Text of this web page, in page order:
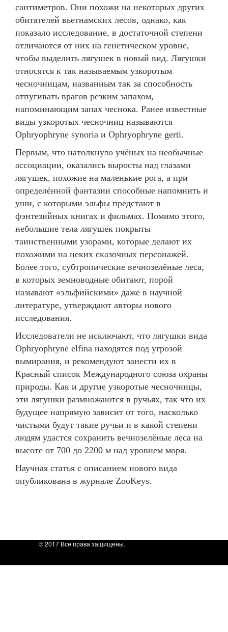
сантиметров. Они похожи на некоторых других
обитателей вьетнамских лесов, однако, как
показало исследование, в достаточной степени
отличаются от них на генетическом уровне,
чтобы выделить лягушек в новый вид. Лягушки
относятся к так называемым узкоротым
чесночницам, названным так за способность
отпугивать врагов резким запахом,
напоминающим запах чеснока. Ранее известные
виды узкоротых чесночниц называются
Ophryophryne synoria и Ophryophryne gerti.
Первым, что натолкнуло учёных на необычные
ассоциации, оказались выросты над глазами
лягушек, похожие на маленькие рога, а при
определённой фантазии способные напомнить и
уши, с которыми эльфы предстают в
фэнтезийных книгах и фильмах. Помимо этого,
небольшие тела лягушек покрыты
таинственными узорами, которые делают их
похожими на неких сказочных персонажей.
Более того, субтропические вечнозелёные леса,
в которых земноводные обитают, порой
называют «эльфийскими» даже в научной
литературе, утверждают авторы нового
исследования.
Исследователи не исключают, что лягушки вида
Ophryophryne elfina находятся под угрозой
вымирания, и рекомендуют занести их в
Красный список Международного союза охраны
природы. Как и другие узкоротые чесночницы,
эти лягушки размножаются в ручьях, так что их
будущее напрямую зависит от того, насколько
чистыми будут такие ручьи и в какой степени
людям удастся сохранить вечнозелёные леса на
высоте от 700 до 2200 м над уровнем моря.
Научная статья с описанием нового вида
опубликована в журнале ZooKeys.
© 2017 Все права защищены.